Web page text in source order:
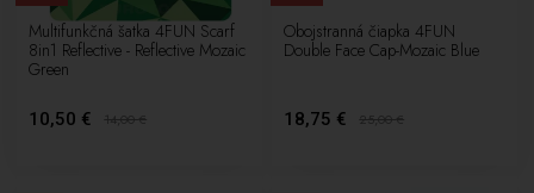
Multifunkčná šatka 4FUN Scarf
8in1 Reflective - Reflective Mozaic
Green
10,50 € 14,00€
Obojstranná čiapka 4FUN
Double Face Cap-Mozaic Blue
18,75 € 25,00€